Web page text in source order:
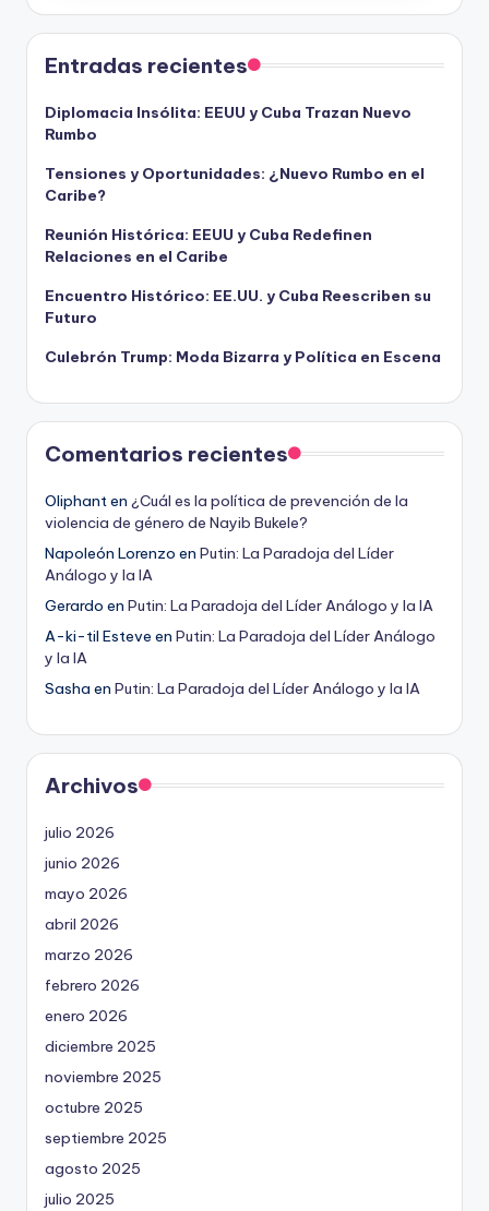
Entradas recientes
Diplomacia Insólita: EEUU y Cuba Trazan Nuevo
Rumbo
Tensiones y Oportunidades: ¿Nuevo Rumbo en el
Caribe?
Reunión Histórica: EEUU y Cuba Redefinen
Relaciones en el Caribe
Encuentro Histórico: EE.UU. y Cuba Reescriben su
Futuro
Culebrón Trump: Moda Bizarra y Política en Escena
Comentarios recientes
Oliphanten ¿Cuál es la política de prevención de la
violencia de género de Nayib Bukele?
Napoleón Lorenzo en Putin: La Paradoja del Líder
Análogo y la IA
Gerardo en Putin: La Paradoja del Líder Análogo y la IA
A-ki-til Esteve en Putin: La Paradoja del Líder Análogo
y la IA
Sasha en Putin: La Paradoja del Líder Análogo y la IA
Archivos
julio 2026
junio 2026
mayo 2026
abril 2026
marzo 2026
febrero 2026
enero 2026
diciembre 2025
noviembre 2025
octubre 2025
septiembre 2025
agosto 2025
julio 2025